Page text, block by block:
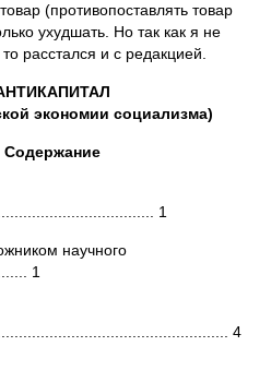
(противопоставлять товар
ухудшать. Но так как я не
расстался и с редакцией.
экономии социализма)
Содержание
1
научного
1
4